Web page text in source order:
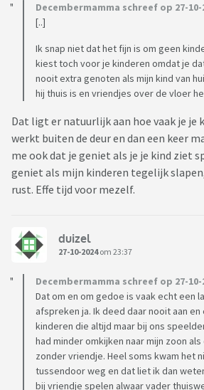
Decembermamma schreef op 27-10-
[..]
Ik snap niet dat het fijn is om geen
kiest toch voor je kinderen omdat je
nooit extra genoten als mijn kind van
hij thuis is en vriendjes over de vloer
Dat ligt er natuurlijk aan hoe vaak je je
werkt buiten de deur en dan een keer
me ook dat je geniet als je je kind ziet
geniet als mijn kinderen tegelijk
rust. Effe tijd voor mezelf.
duizel
27-10-2024om 23:37
Decembermamma schreef op 27-10-
Dat om en om gedoe is vaak echt een
afspreken ja. Ik deed daar nooit aan
kinderen die altijd maar bij ons
had minder omkijken naar mijn zoon
zonder vriendje. Heel soms kwam het
tussendoor weg en dat liet ik dan
bij vriendje spelen alwaar vader